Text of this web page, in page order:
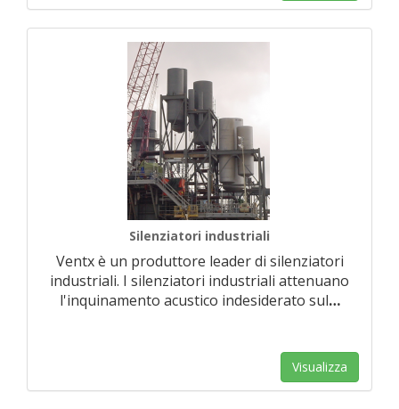
Silenziatori industriali
Ventx è un produttore leader di silenziatori
industriali. I silenziatori industriali attenuano
l'inquinamento acustico indesiderato sul…
Visualizza